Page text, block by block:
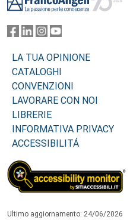
LA TUA OPINIONE
CATALOGHI
CONVENZIONI
LAVORARE CON NOI
LIBRERIE
INFORMATIVA PRIVACY
ACCESSIBILITÁ
Ultimo aggiornamento: 24/06/2026